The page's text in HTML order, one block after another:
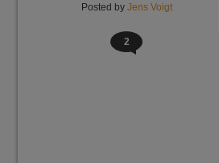
Posted by Jens Voigt
2